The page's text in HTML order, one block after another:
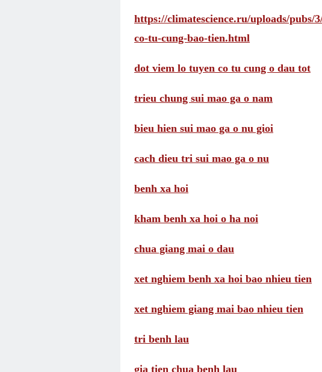
https://climatescience.ru/uploads/pubs/
co-tu-cung-bao-tien.html
dot viem lo tuyen co tu cung o dau tot
trieu chung sui mao ga o nam
bieu hien sui mao ga o nu gioi
cach dieu tri sui mao ga o nu
benh xa hoi
kham benh xa hoi o ha noi
chua giang mai o dau
xet nghiem benh xa hoi bao nhieu tien
xet nghiem giang mai bao nhieu tien
tri benh lau
gia tien chua benh lau